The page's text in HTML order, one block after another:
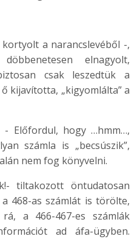
a narancslevéből -,
elnagyolt,
csak leszedtük a
kijavította, „kigyomlálta” a
- Előfordul, hogy …hmm…,
számla is „becsúszik”,
nem fog könyvelni.
tiltakozott öntudatosan
468-as számlát is törölte,
a 466-467-es számlák
ad áfa-ügyben.